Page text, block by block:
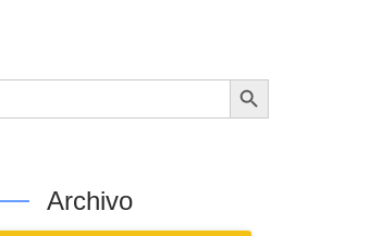
Botón de búsqueda
Archivo